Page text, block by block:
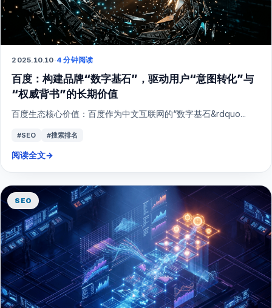
2025.10.10·4 分钟阅读
百度：构建品牌“数字基石”，驱动用户“意图转化”与
“权威背书”的长期价值
百度生态核心价值：百度作为中文互联网的“数字基石&rdquo...
#SEO #搜索排名
阅读全文→
SEO